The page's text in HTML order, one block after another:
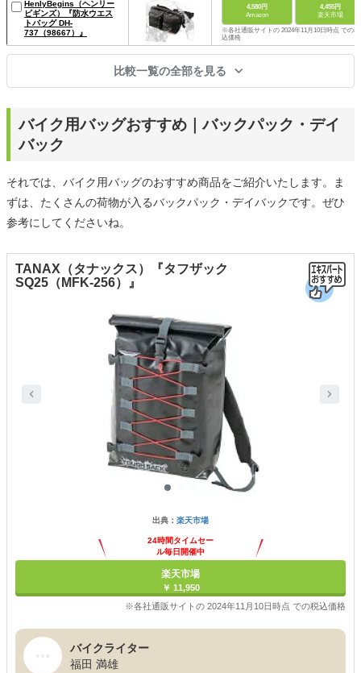
HenlyBegins（ヘンリー
ビギンズ）『防水ウエス
トバッグ DH-
737（98667）』
4,580円
Amazon
4,455円
楽天市場
※各社通販サイトの 2024年11月10日時点 での税
込価格
比較一覧の全部を見る
バイク用バッグおすすめ｜バックパック・デイ
バック
それでは、バイク用バッグのおすすめ商品をご紹介いたします。ま
ずは、たくさんの荷物が入るバックパック・デイバックです。ぜひ
参考にしてくださいね。
TANAX（タナックス）『タフザック
SQ25（MFK-256）』
出典： 楽天市場
24時間タイムセー
ル毎日開催中
楽天市場
￥ 11,950
※各社通販サイトの 2024年11月10日時点 での税込価格
バイクライター
福田 満雄